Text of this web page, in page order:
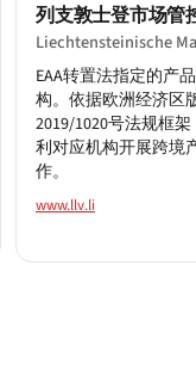
列支敦士登市场管
Liechtensteinische
EAA转置法指定的产
构。依据欧洲经济区
2019/1020号法规框
利对应机构开展跨境
作。
www.llv.li